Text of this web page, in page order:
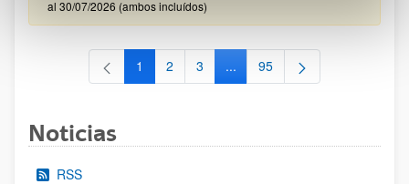
al 30/07/2026 (ambos incluídos)
Página
1 Página
2 Página
3 ...Páginas intermedias Use TAB
Página
95
Noticias
RSS